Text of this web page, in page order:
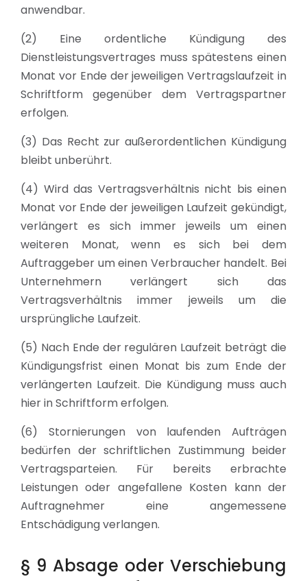
anwendbar.
(2) Eine ordentliche Kündigung des
Dienstleistungsvertrages muss spätestens einen
Monat vor Ende der jeweiligen Vertragslaufzeit in
Schriftform gegenüber dem Vertragspartner
erfolgen.
(3) Das Recht zur außerordentlichen Kündigung
bleibt unberührt.
(4) Wird das Vertragsverhältnis nicht bis einen
Monat vor Ende der jeweiligen Laufzeit gekündigt,
verlängert es sich immer jeweils um einen
weiteren Monat, wenn es sich bei dem
Auftraggeber um einen Verbraucher handelt. Bei
Unternehmern verlängert sich das
Vertragsverhältnis immer jeweils um die
ursprüngliche Laufzeit.
(5) Nach Ende der regulären Laufzeit beträgt die
Kündigungsfrist einen Monat bis zum Ende der
verlängerten Laufzeit. Die Kündigung muss auch
hier in Schriftform erfolgen.
(6) Stornierungen von laufenden Aufträgen
bedürfen der schriftlichen Zustimmung beider
Vertragsparteien. Für bereits erbrachte
Leistungen oder angefallene Kosten kann der
Auftragnehmer eine angemessene
Entschädigung verlangen.
§ 9 Absage oder Verschiebung